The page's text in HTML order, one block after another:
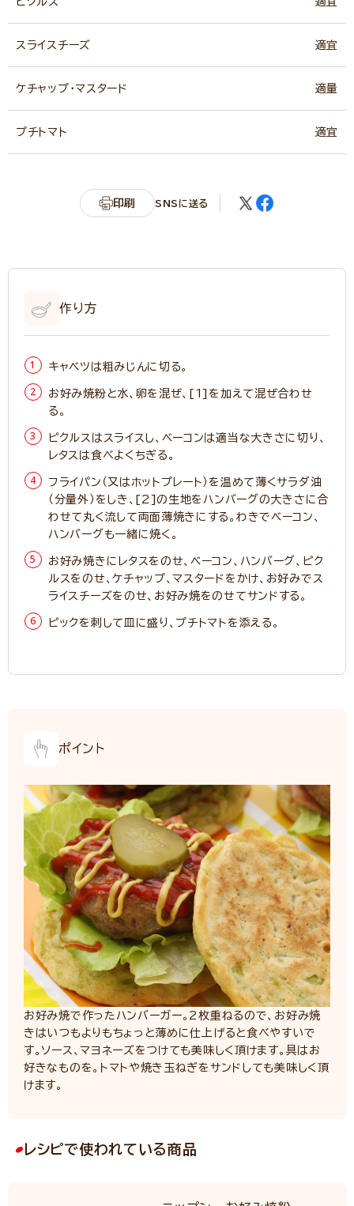
スライスチーズ 適宜
ケチャップ・マスタード 適量
プチトマト 適宜
印刷 SNSに送る
作り方
キャベツは粗みじんに切る。
お好み焼粉と水、卵を混ぜ、[1]を加えて混ぜ合わせ
る。
ピクルスはスライスし、ベーコンは適当な大きさに切り、
レタスは食べよくちぎる。
フライパン（又はホットプレート）を温めて薄くサラダ油
（分量外）をしき、[2]の生地をハンバーグの大きさに合
わせて丸く流して両面薄焼きにする。わきでベーコン、
ハンバーグも一緒に焼く。
お好み焼きにレタスをのせ、ベーコン、ハンバーグ、ピク
ルスをのせ、ケチャップ、マスタードをかけ、お好みでス
ライスチーズをのせ、お好み焼をのせてサンドする。
ピックを刺して皿に盛り、プチトマトを添える。
ポイント
お好み焼で作ったハンバーガー。2枚重ねるので、お好み焼
きはいつもよりもちょっと薄めに仕上げると食べやすいで
す。ソース、マヨネーズをつけても美味しく頂けます。具はお
好きなものを。トマトや焼き玉ねぎをサンドしても美味しく頂
けます。
レシピで使われている商品